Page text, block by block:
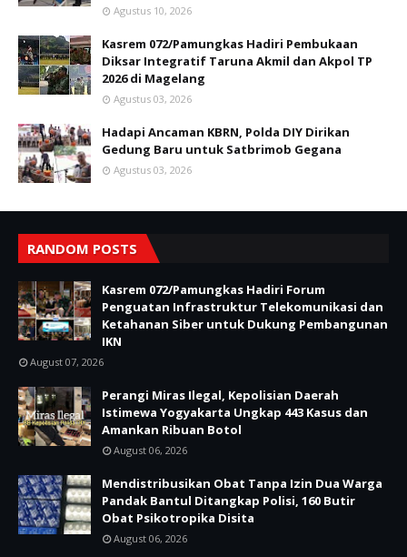
Agustus 10, 2026
Kasrem 072/Pamungkas Hadiri Pembukaan
Diksar Integratif Taruna Akmil dan Akpol TP
2026 di Magelang
Agustus 03, 2026
Hadapi Ancaman KBRN, Polda DIY Dirikan
Gedung Baru untuk Satbrimob Gegana
Agustus 03, 2026
RANDOM POSTS
Kasrem 072/Pamungkas Hadiri Forum
Penguatan Infrastruktur Telekomunikasi dan
Ketahanan Siber untuk Dukung Pembangunan
IKN
August 07, 2026
Perangi Miras Ilegal, Kepolisian Daerah
Istimewa Yogyakarta Ungkap 443 Kasus dan
Amankan Ribuan Botol
August 06, 2026
Mendistribusikan Obat Tanpa Izin Dua Warga
Pandak Bantul Ditangkap Polisi, 160 Butir
Obat Psikotropika Disita
August 06, 2026